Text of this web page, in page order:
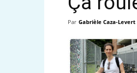
Par Gabrièle Caza-Levert